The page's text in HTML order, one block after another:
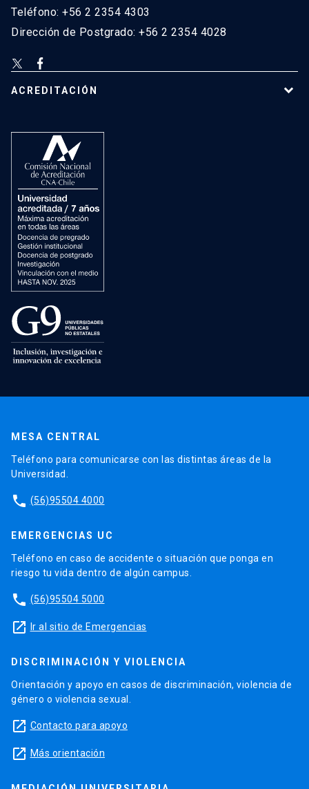
Teléfono: +56 2 2354 4303
Dirección de Postgrado: +56 2 2354 4028
ACREDITACIÓN
MESA CENTRAL
Teléfono para comunicarse con las distintas áreas de la
Universidad.
phone (56)95504 4000
EMERGENCIAS UC
Teléfono en caso de accidente o situación que ponga en
riesgo tu vida dentro de algún campus.
phone (56)95504 5000
launch Ir al sitio de Emergencias
DISCRIMINACIÓN Y VIOLENCIA
Orientación y apoyo en casos de discriminación, violencia de
género o violencia sexual.
launch Contacto para apoyo
launch Más orientación